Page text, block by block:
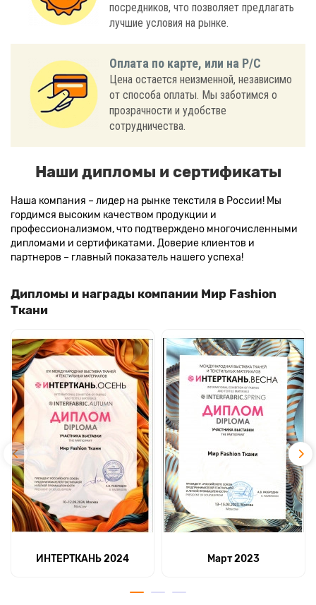
посредников, что позволяет предлагать
лучшие условия на рынке.
Оплата по карте, или на Р/С
Цена остается неизменной, независимо
от способа оплаты. Мы заботимся о
прозрачности и удобстве
сотрудничества.
Наши дипломы и сертификаты
Наша компания – лидер на рынке текстиля в России! Мы
гордимся высоким качеством продукции и
профессионализмом, что подтверждено многочисленными
дипломами и сертификатами. Доверие клиентов и
партнеров – главный показатель нашего успеха!
Дипломы и награды компании Мир Fashion
Ткани
ИНТЕРТКАНЬ 2024 Март 2023